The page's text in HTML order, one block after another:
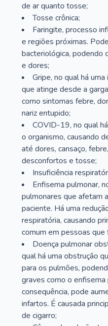
de ar quanto tosse;
Tosse crônica;
Faringite, processo
e regiões próximas.
bacteriológica, podendo
e dores;
Gripe, no qual há
que atinge desde a
como sintomas febre,
nariz entupido;
COVID-19, no qual
o organismo, causando
até dores, cansaço,
desconfortos e tosse;
Insuficiência
Enfisema pulmonar,
pulmonares que afetam
paciente. Há uma
respiratória, causando
comum em pessoas que
Doença pulmonar
qual há uma obstrução
para os pulmões,
graves como o enfisema
consequência, pode
infartos. É causada
de cigarro;